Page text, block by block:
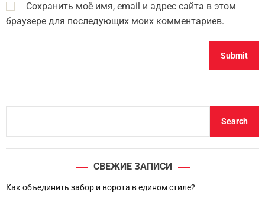
Сохранить моё имя, email и адрес сайта в этом
браузере для последующих моих комментариев.
h
Search
СВЕЖИЕ ЗАПИСИ
Как объединить забор и ворота в едином стиле?